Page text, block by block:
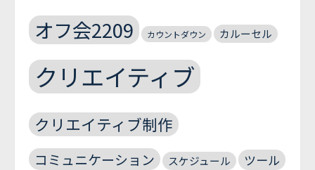
オフ会2209 カウントダウン カルーセル
クリエイティブ
クリエイティブ制作
コミュニケーション スケジュール ツール